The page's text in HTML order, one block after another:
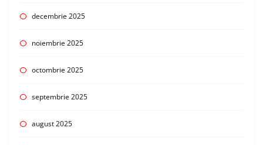
decembrie 2025
noiembrie 2025
octombrie 2025
septembrie 2025
august 2025